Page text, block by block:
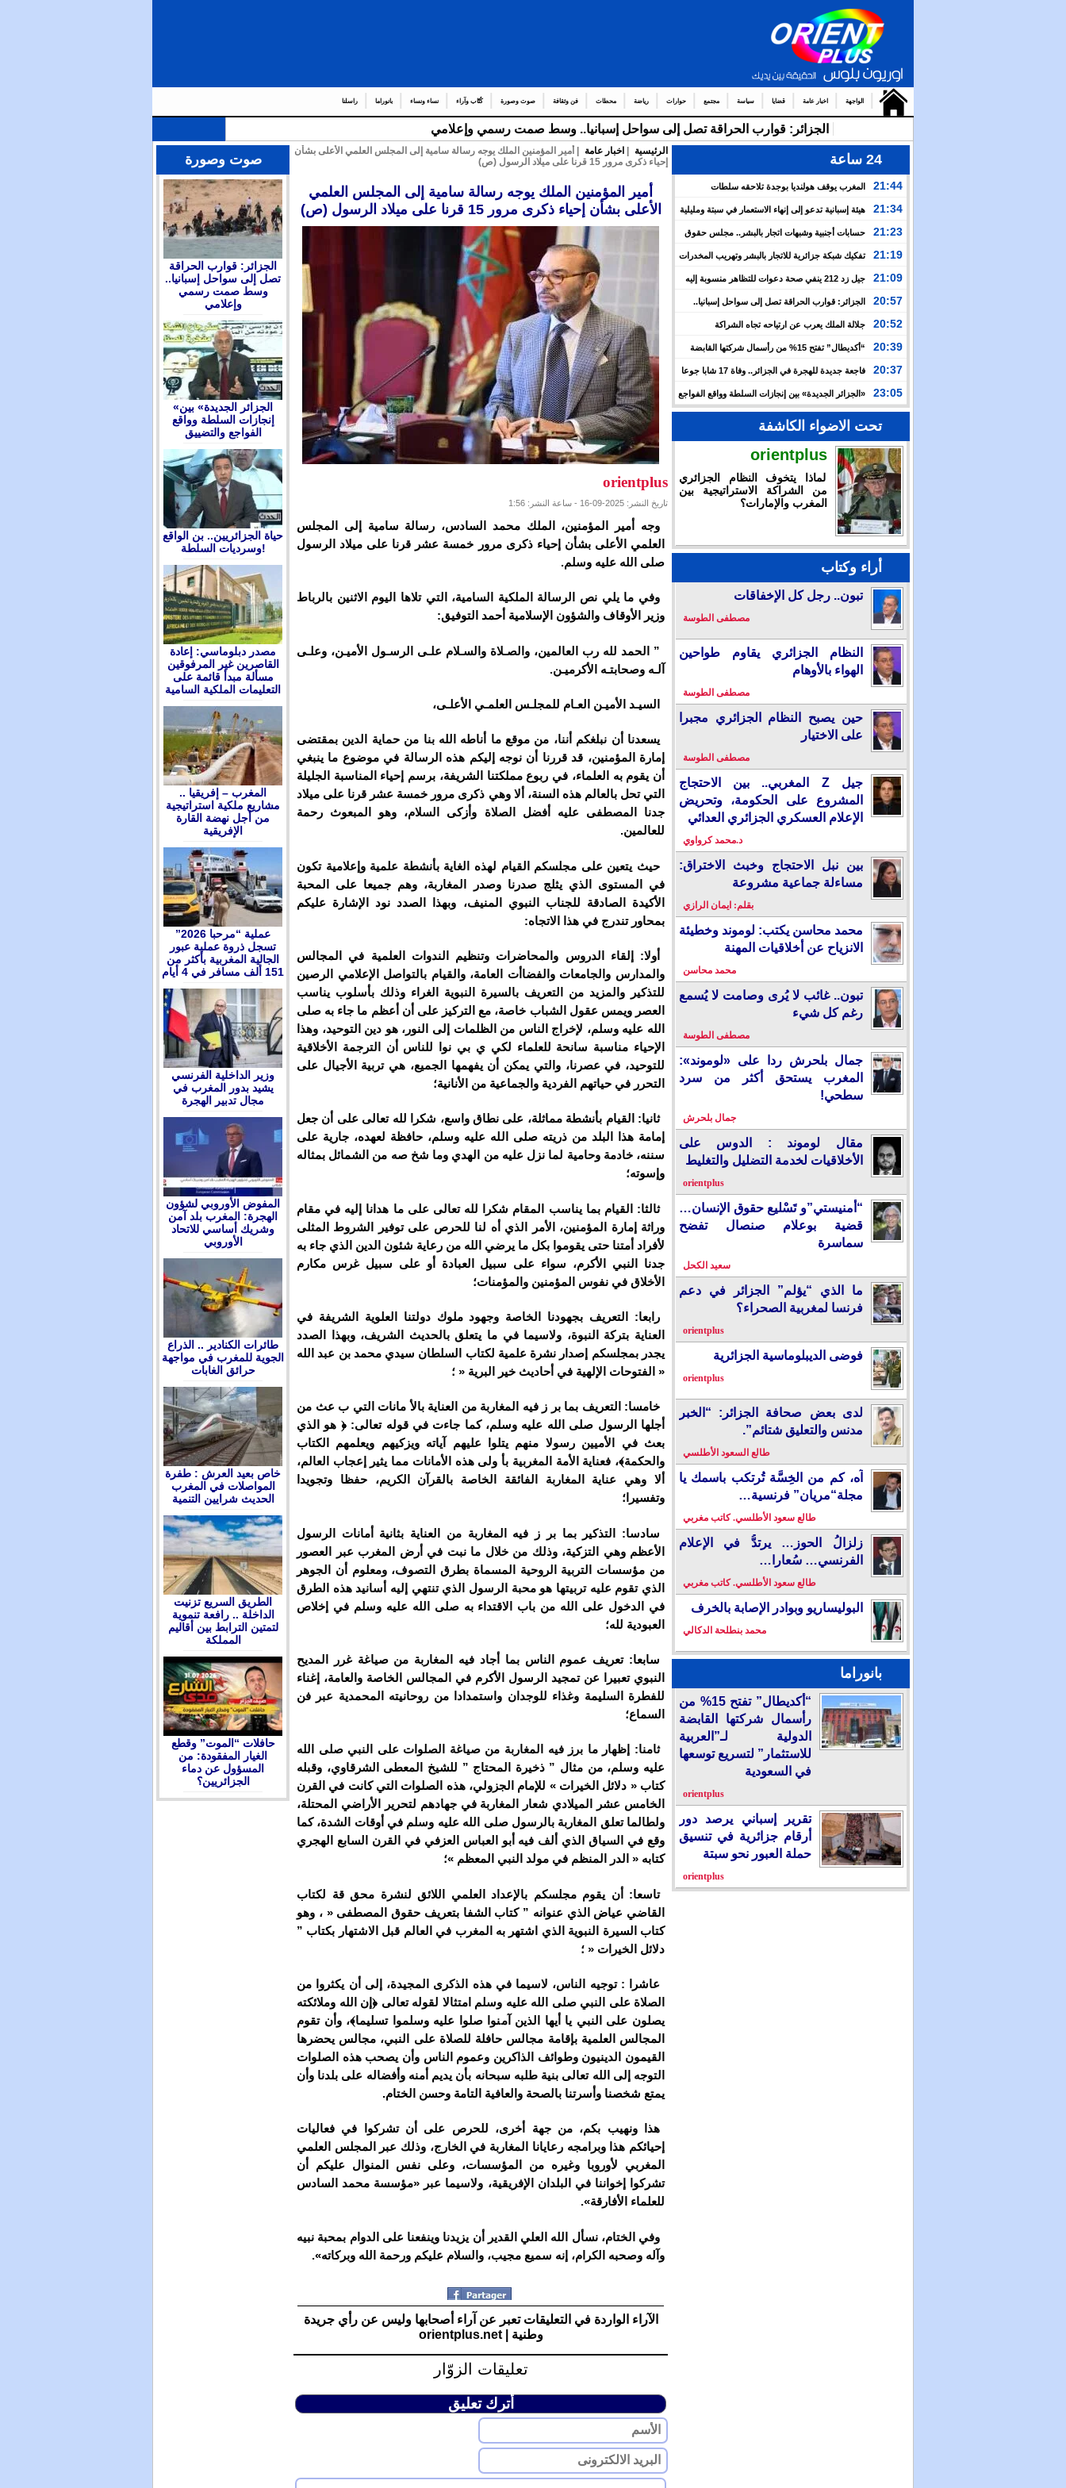
الواجهة اخبار عامة قضايا سياسة مجتمع حوارات رياضة محطات فن وثقافة صوت وصورة كُتّاب وآراء نساء ونساء بانوراما راسلنا
الجزائر: قوارب الحراقة تصل إلى سواحل إسبانيا.. وسط صمت رسمي وإعلامي
24 ساعة
21:44
المغرب يوقف هولنديا بوجدة تلاحقه سلطات
أمستردام
21:34
هيئة إسبانية تدعو إلى إنهاء الاستعمار في سبتة ومليلية
وتعتبر إعادتهما إلى المغرب مسألة وقت
21:23
حسابات أجنبية وشبهات اتجار بالبشر.. مجلس حقوق
الإنسان يكشف خفايا التعبئة للعبور الجماعي نحو سبتة
21:19
تفكيك شبكة جزائرية للاتجار بالبشر وتهريب المخدرات
بين إسبانيا والجزائر
21:09
جيل زد 212 ينفي صحة دعوات للتظاهر منسوبة إليه
ويحذر من منشورات مفبركة
20:57
الجزائر: قوارب الحراقة تصل إلى سواحل إسبانيا..
وسط صمت رسمي وإعلامي
20:52
جلالة الملك يعرب عن ارتياحه تجاه الشراكة
الاستراتيجية بين المغرب والكوت ديفوار
20:39
“أكديطال” تفتح 15% من رأسمال شركتها القابضة
الدولية لـ”العربية للاستثمار” لتسريع توسعها في السعودية
20:37
فاجعة جديدة للهجرة في الجزائر.. وفاة 17 شابا جوعا
وعطشا بعد أسبوعين من التيه قرب سواحل إسبانيا
23:05
«الجزائر الجديدة» بين إنجازات السلطة وواقع الفواجع
والتضييق
تحت الاضواء الكاشفة
orientplus
لماذا يتخوف النظام الجزائري
من الشراكة الاستراتيجية بين
المغرب والإمارات؟
أراء وكتاب
تبون.. رجل كل الإخفاقات
مصطفى الطوسة
النظام الجزائري يقاوم طواحين
الهواء بالأوهام
مصطفى الطوسة
حين يصبح النظام الجزائري مجبرا
على الاختيار
مصطفى الطوسة
جيل Z المغربي.. بين الاحتجاج
المشروع على الحكومة، وتحريض
الإعلام العسكري الجزائري العدائي
د.محمد كرواوي
بين نبل الاحتجاج وخبث الاختراق:
مساءلة جماعية مشروعة
بقلم: ايمان الرازي
محمد محاسن يكتب: لوموند وخطيئة
الانزياح عن أخلاقيات المهنة
محمد محاسن
تبون.. غائب لا يُرى وصامت لا يُسمع
رغم كل شيء
مصطفى الطوسة
جمال بلحرش ردا على «لوموند»:
المغرب يستحق أكثر من سرد
سطحي!
جمال بلحرش
مقال لوموند : الدوس على
الأخلاقيات لخدمة التضليل والتغليط
orientplus
“أمنيستي”و تَسْليع حقوق الإنسان…
قضية بوعلام صنصال تفضح
سماسرة
سعيد الكحل
ما الذي “يؤلم” الجزائر في دعم
فرنسا لمغربية الصحراء؟
orientplus
فوضى الديبلوماسية الجزائرية
orientplus
لدى بعض صحافة الجزائر: “الخبر
مدنس والتعليق شتائم”.
طالع السعود الأطلسي
آه، كم من الخِسَّة تُرتكب باسمك يا
مجلة“مريان” فرنسية…
طالع سعود الأطلسي. كاتب مغربي
زلزالُ الحوز… يرتدُّ في الإعلام
الفرنسي… سُعارا…
طالع سعود الأطلسي. كاتب مغربي
البوليساريو وبوادر الإصابة بالخرف
محمد بنطلحة الدكالي
بانوراما
“أكديطال” تفتح 15% من
رأسمال شركتها القابضة
الدولية لـ”العربية
للاستثمار” لتسريع توسعها
في السعودية
orientplus
تقرير إسباني يرصد دور
أرقام جزائرية في تنسيق
حملة العبور نحو سبتة
orientplus
الرئيسية اخبار عامة
| أمير المؤمنين الملك يوجه رسالة سامية إلى المجلس العلمي الأعلى بشأن
إحياء ذكرى مرور 15 قرنا على ميلاد الرسول (ص)
أمير المؤمنين الملك يوجه رسالة سامية إلى المجلس العلمي
الأعلى بشأن إحياء ذكرى مرور 15 قرنا على ميلاد الرسول (ص)
orientplus
تاريخ النشر: 2025-09-16 - ساعة النشر: 1:56
وجه أمير المؤمنين، الملك محمد السادس، رسالة سامية إلى المجلس
العلمي الأعلى بشأن إحياء ذكرى مرور خمسة عشر قرنا على ميلاد الرسول
صلى الله عليه وسلم.
وفي ما يلي نص الرسالة الملكية السامية، التي تلاها اليوم الاثنين بالرباط
وزير الأوقاف والشؤون الإسلامية أحمد التوفيق:
” الحمد لله رب العالمين، والصـلاة والسـلام علـى الرسـول الأميـن، وعلـى
آلـه وصحابتـه الأكرميـن.
السيـد الأميـن العـام للمجلـس العلمـي الأعلـى،
يسعدنا أن نبلغكم أننا، من موقع ما أناطه الله بنا من حماية الدين بمقتضى
إمارة المؤمنين، قد قررنا أن نوجه إليكم هذه الرسالة في موضوع ما ينبغي
أن يقوم به العلماء، في ربوع مملكتنا الشريفة، برسم إحياء المناسبة الجليلة
التي تحل بالعالم هذه السنة، ألا وهي ذكرى مرور خمسة عشر قرنا على ميلاد
جدنا المصطفى عليه أفضل الصلاة وأزكى السلام، وهو المبعوث رحمة
للعالمين.
حيث يتعين على مجلسكم القيام لهذه الغاية بأنشطة علمية وإعلامية تكون
في المستوى الذي يثلج صدرنا وصدر المغاربة، وهم جميعا على المحبة
الأكيدة الصادقة للجناب النبوي المنيف، وبهذا الصدد نود الإشارة عليكم
بمحاور تندرج في هذا الاتجاه:
أولا: إلقاء الدروس والمحاضرات وتنظيم الندوات العلمية في المجالس
والمدارس والجامعات والفضاأت العامة، والقيام بالتواصل الإعلامي الرصين
للتذكير والمزيد من التعريف بالسيرة النبوية الغراء وذلك بأسلوب يناسب
العصر ويمس عقول الشباب خاصة، مع التركيز على أن أعظم ما جاء به صلى
الله عليه وسلم، لإخراج الناس من الظلمات إلى النور، هو دين التوحيد، وهذا
الإحياء مناسبة سانحة للعلماء لكي ي بي نوا للناس أن الترجمة الأخلاقية
للتوحيد، في عصرنا، والتي يمكن أن يفهمها الجميع، هي تربية الأجيال على
التحرر في حياتهم الفردية والجماعية من الأنانية؛
ثانيا: القيام بأنشطة مماثلة، على نطاق واسع، شكرا لله تعالى على أن جعل
إمامة هذا البلد من ذريته صلى الله عليه وسلم، حافظة لعهده، جارية على
سننه، خادمة وحامية لما نزل عليه من الهدي وما شخ صه من الشمائل بمثاله
وإسوته؛
ثالثا: القيام بما يناسب المقام شكرا لله تعالى على ما هدانا إليه في مقام
وراثة إمارة المؤمنين، الأمر الذي أه لنا للحرص على توفير الشروط المثلى
لأفراد أمتنا حتى يقوموا بكل ما يرضي الله من رعاية شئون الدين الذي جاء به
جدنا النبي الأكرم، سواء على سبيل العبادة أو على سبيل غرس مكارم
الأخلاق في نفوس المؤمنين والمؤمنات؛
رابعا: التعريف بجهودنا الخاصة وجهود ملوك دولتنا العلوية الشريفة في
العناية بتركة النبوة، ولاسيما في ما يتعلق بالحديث الشريف، وبهذا الصدد
يجدر بمجلسكم إصدار نشرة علمية لكتاب السلطان سيدي محمد بن عبد الله
« الفتوحات الإلهية في أحاديث خير البرية « ؛
خامسا: التعريف بما بر ز فيه المغاربة من العناية بالأ مانات التي ب عث من
أجلها الرسول صلى الله عليه وسلم، كما جاءت في قوله تعالى: ﴿ هو الذي
بعث في الأميين رسولا منهم يتلوا عليهم آياته ويزكيهم ويعلمهم الكتاب
والحكمة﴾، فعناية الأمة المغربية بأ ولى هذه الأمانات مما يثير إعجاب العالم،
ألا وهي عناية المغاربة الفائقة الخاصة بالقرآن الكريم، حفظا وتجويدا
وتفسيرا؛
سادسا: التذكير بما بر ز فيه المغاربة من العناية بثانية أمانات الرسول
الأعظم وهي التزكية، وذلك من خلال ما نبت في أرض المغرب عبر العصور
من مؤسسات التربية الروحية المسماة بطرق التصوف، ومعلوم أن الجوهر
الذي تقوم عليه تربيتها هو محبة الرسول الذي تنتهي إليه أسانيد هذه الطرق
في الدخول على الله من باب الاقتداء به صلى الله عليه وسلم في إخلاص
العبودية لله؛
سابعا: تعريف عموم الناس بما أجاد فيه المغاربة من صياغة غرر المديح
النبوي تعبيرا عن تمجيد الرسول الأكرم في المجالس الخاصة والعامة، إغناء
للفطرة السليمة وغذاء للوجدان واستمدادا من روحانيته المحمدية عبر فن
السماع؛
ثامنا: إظهار ما برز فيه المغاربة من صياغة الصلوات على النبي صلى الله
عليه وسلم، من مثال ” ذخيرة المحتاج ” للشيخ المعطى الشرقاوي، وقبله
كتاب « دلائل الخيرات » للإمام الجزولي، هذه الصلوات التي كانت في القرن
الخامس عشر الميلادي شعار المغاربة في جهادهم لتحرير الأراضي المحتلة،
ولطالما تعلق المغاربة بالرسول صلى الله عليه وسلم في أوقات الشدة، كما
وقع في السياق الذي ألف فيه أبو العباس العزفي في القرن السابع الهجري
كتابه « الدر المنظم في مولد النبي المعظم »؛
تاسعا: أن يقوم مجلسكم بالإعداد العلمي اللائق لنشرة محق قة لكتاب
القاضي عياض الذي عنوانه ” كتاب الشفا بتعريف حقوق المصطفى « ، وهو
كتاب السيرة النبوية الذي اشتهر به المغرب في العالم قبل الاشتهار بكتاب ”
دلائل الخيرات « ؛
عاشرا : توجيه الناس، لاسيما في هذه الذكرى المجيدة، إلى أن يكثروا من
الصلاة على النبي صلى الله عليه وسلم امتثالا لقوله تعالى ﴿إن الله وملائكته
يصلون على النبي يا أيها الذين آمنوا صلوا عليه وسلموا تسليما﴾، وأن تقوم
المجالس العلمية بإقامة مجالس حافلة للصلاة على النبي، مجالس يحضرها
القيمون الدينيون وطوائف الذاكرين وعموم الناس وأن يصحب هذه الصلوات
التوجه إلى الله تعالى بنية طلبه سبحانه بأن يديم أمنه وأفضاله على بلدنا وأن
يمتع شخصنا وأسرتنا بالصحة والعافية التامة وحسن الختام.
هذا ونهيب بكم، من جهة أخرى، للحرص على أن تشركوا في فعاليات
إحيائكم هذا وبرامجه رعايانا المغاربة في الخارج، وذلك عبر المجلس العلمي
المغربي لأوروبا وغيره من المؤسسات، وعلى نفس المنوال عليكم أن
تشركوا إخواننا في البلدان الإفريقية، ولاسيما عبر «مؤسسة محمد السادس
للعلماء الأفارقة».
وفي الختام، نسأل الله العلي القدير أن يزيدنا وينفعنا على الدوام بمحبة نبيه
وآله وصحبه الكرام، إنه سميع مجيب، والسلام عليكم ورحمة الله وبركاته».
الآراء الواردة في التعليقات تعبر عن آراء أصحابها وليس عن رأي جريدة
وطنية | orientplus.net
تعليقات الزوّار
أترك تعليق
صوت وصورة
الجزائر: قوارب الحراقة
تصل إلى سواحل إسبانيا..
وسط صمت رسمي
وإعلامي
«الجزائر الجديدة» بين
إنجازات السلطة وواقع
الفواجع والتضييق
حياة الجزائريين.. بن الواقع
وسرديات السلطة!
مصدر دبلوماسي: إعادة
القاصرين غير المرفوقين
مسألة مبدأ قائمة على
التعليمات الملكية السامية
المغرب – إفريقيا ..
مشاريع ملكية استراتيجية
من أجل نهضة القارة
الإفريقية
عملية “مرحبا 2026”
تسجل ذروة عملية عبور
الجالية المغربية بأكثر من
151 ألف مسافر في 4 أيام
وزير الداخلية الفرنسي
يشيد بدور المغرب في
مجال تدبير الهجرة
المفوض الأوروبي لشؤون
الهجرة: المغرب بلد آمن
وشريك أساسي للاتحاد
الأوروبي
طائرات الكنادير .. الذراع
الجوية للمغرب في مواجهة
حرائق الغابات
ﺧﺎﺹ ﺑﻌﻴﺪ ﺍﻟﻌﺮﺵ : ﻃﻔﺮﺓ
ﺍﻟﻤﻮﺍﺻﻼﺕ ﻓﻲ ﺍﻟﻤﻐﺮﺏ
ﺍﻟﺤﺪﻳﺚ ﺷﺮﺍﻳﻴﻦ ﺍﻟﺘﻨﻤﻴﺔ
الطريق السريع تزنيت
الداخلة .. رافعة تنموية
لتمتين الترابط بين أقاليم
المملكة
حافلات “الموت” وقطع
الغيار المفقودة: من
المسؤول عن دماء
الجزائريين؟